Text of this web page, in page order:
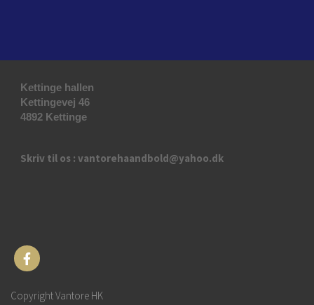
Kettinge hallen
Kettingevej 46
4892 Kettinge
Skriv til os : vantorehaandbold@yahoo.dk
Copyright Vantore HK